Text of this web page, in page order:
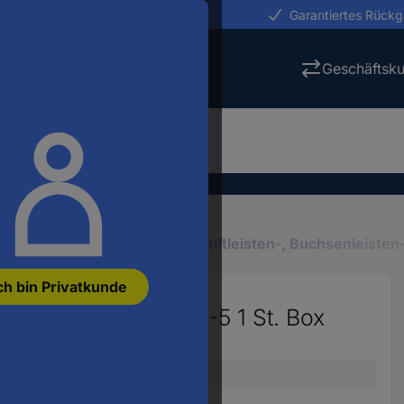
bin Privatkunde
Garantiertes
Platinen-Steckverbinder Stiftleisten-,
2-2842161-5 1 St. Box